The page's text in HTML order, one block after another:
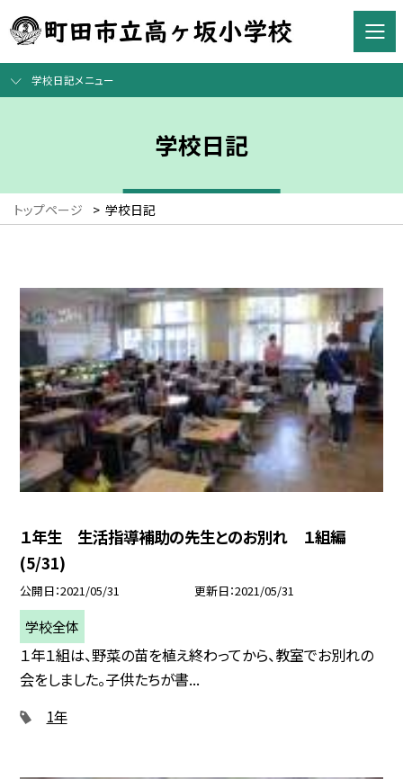
学校日記メニュー
学校日記
トップページ > 学校日記
１年生 生活指導補助の先生とのお別れ １組編
(5/31)
公開日 2021/05/31 更新日 2021/05/31
学校全体
１年１組は、野菜の苗を植え終わってから、教室でお別れの
会をしました。子供たちが書...
1年